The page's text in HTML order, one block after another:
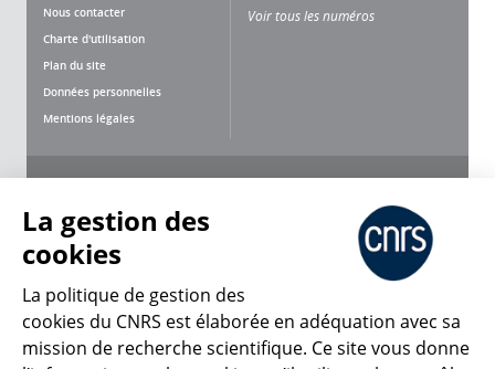
Nous contacter
Charte d'utilisation
Plan du site
Données personnelles
Mentions légales
Voir tous les numéros
CNRS Le Mag
La gestion des
cookies
La politique de gestion des
cookies du CNRS est élaborée en adéquation avec sa
mission de recherche scientifique. Ce site vous donne